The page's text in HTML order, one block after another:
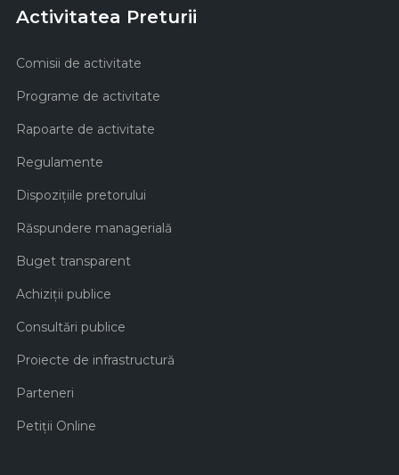
Activitatea Preturii
Comisii de activitate
Programe de activitate
Rapoarte de activitate
Regulamente
Dispozițiile pretorului
Răspundere managerială
Buget transparent
Achiziţii publice
Consultări publice
Proiecte de infrastructură
Parteneri
Petiții Online